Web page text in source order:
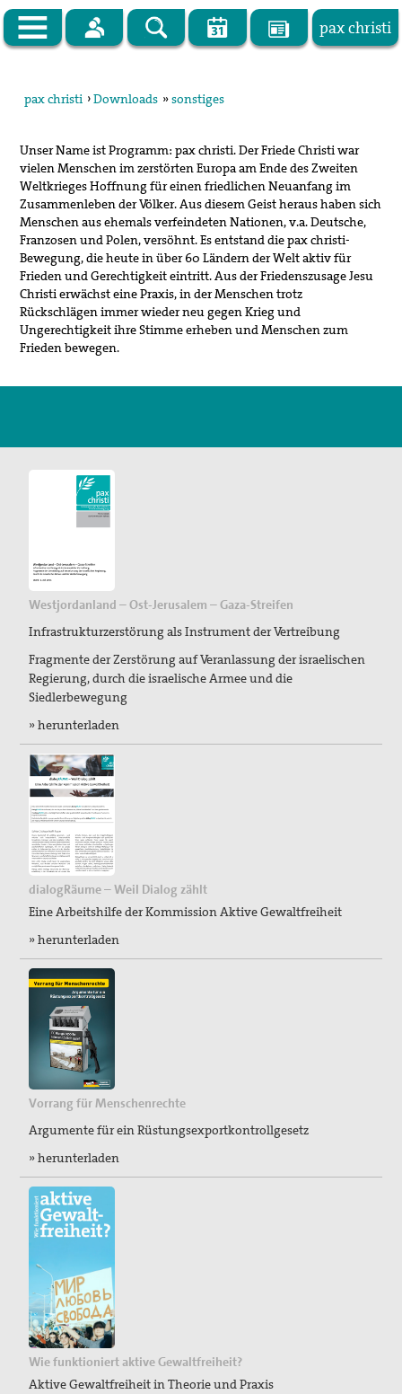
pax christi
Vor Ort
Themen
Kampagnen
Publikationen
Facebook
Kontakt
pax christi ›Downloads »sonstiges
Unser Name ist Programm: pax christi. Der Friede Christi war
vielen Menschen im zerstörten Europa am Ende des Zweiten
Weltkrieges Hoffnung für einen friedlichen Neuanfang im
Zusammenleben der Völker. Aus diesem Geist heraus haben sich
Menschen aus ehemals verfeindeten Nationen, v.a. Deutsche,
Franzosen und Polen, versöhnt. Es entstand die pax christi-
Bewegung, die heute in über 60 Ländern der Welt aktiv für
Frieden und Gerechtigkeit eintritt. Aus der Friedenszusage Jesu
Christi erwächst eine Praxis, in der Menschen trotz
Rückschlägen immer wieder neu gegen Krieg und
Ungerechtigkeit ihre Stimme erheben und Menschen zum
Frieden bewegen.
Westjordanland – Ost-Jerusalem – Gaza-Streifen
Infrastrukturzerstörung als Instrument der Vertreibung
Fragmente der Zerstörung auf Veranlassung der israelischen
Regierung, durch die israelische Armee und die
Siedlerbewegung
» herunterladen
dialogRäume – Weil Dialog zählt
Eine Arbeitshilfe der Kommission Aktive Gewaltfreiheit
» herunterladen
Vorrang für Menschenrechte
Argumente für ein Rüstungsexportkontrollgesetz
» herunterladen
Wie funktioniert aktive Gewaltfreiheit?
Aktive Gewaltfreiheit in Theorie und Praxis